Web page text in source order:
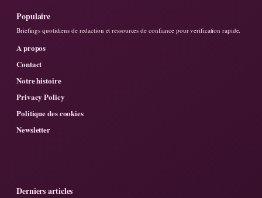
Populaire
Briefings quotidiens de redaction et ressources de confiance pour verification rapide.
A propos
Contact
Notre histoire
Privacy Policy
Politique des cookies
Newsletter
Derniers articles